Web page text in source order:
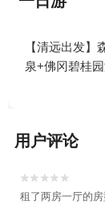
【清远出发
泉+佛冈碧桂
用户评论


租了两房一厅的